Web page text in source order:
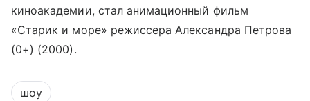
киноакадемии, стал анимационный фильм
«Старик и море» режиссера Александра Петрова
(0+) (2000).
шоу